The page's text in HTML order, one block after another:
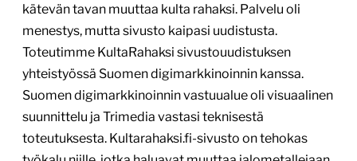
kätevän tavan muuttaa kulta rahaksi. Palvelu oli
menestys, mutta sivusto kaipasi uudistusta.
Toteutimme KultaRahaksi sivustouudistuksen
yhteistyössä Suomen digimarkkinoinnin kanssa.
Suomen digimarkkinoinnin vastuualue oli visuaalinen
suunnittelu ja Trimedia vastasi teknisestä
toteutuksesta. Kultarahaksi.fi-sivusto on tehokas